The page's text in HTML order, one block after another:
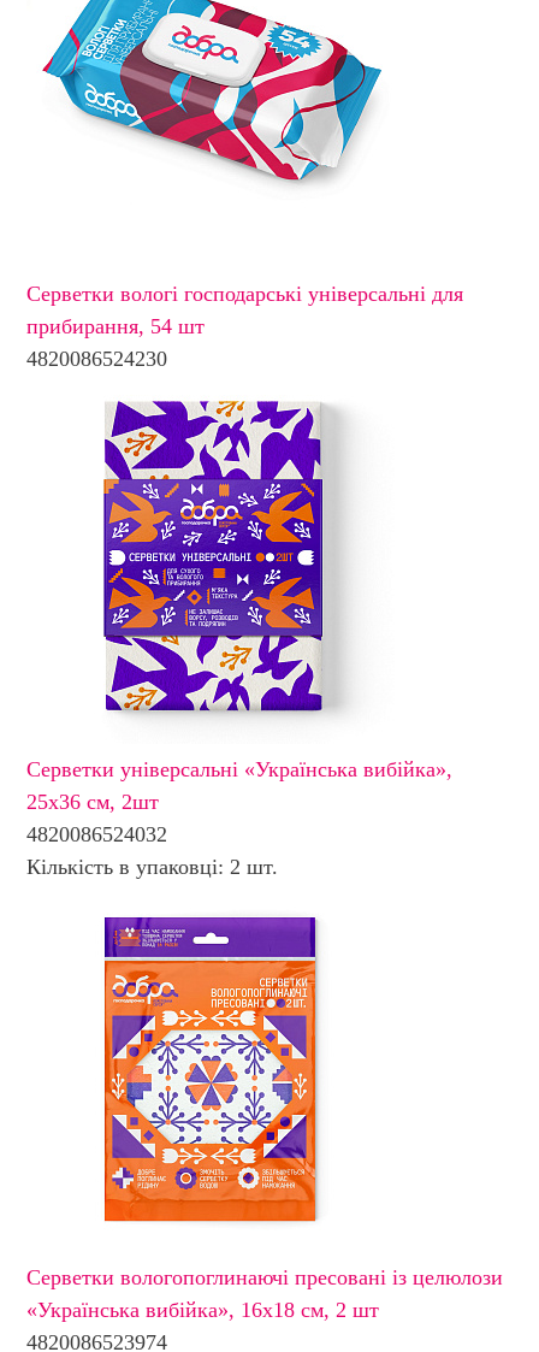
Серветки вологі господарські універсальні для
прибирання, 54 шт
4820086524230
Серветки універсальні «Українська вибійка»,
25х36 см, 2шт
4820086524032
Кількість в упаковці: 2 шт.
Серветки вологопоглинаючі пресовані із целюлози
«Українська вибійка», 16х18 см, 2 шт
4820086523974